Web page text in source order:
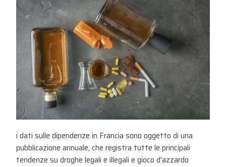
i dati sulle dipendenze in Francia sono oggetto di una
pubblicazione annuale, che registra tutte le principali
tendenze su droghe legali e illegali e gioco d'azzardo